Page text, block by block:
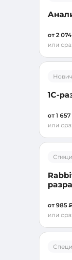
от 2
или
1С-
от 1
или
от 985
или